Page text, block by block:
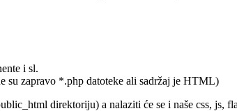
i sl.
su zapravo *.php datoteke ali sadržaj je HTML)
direktoriju) a nalaziti će se i naše css, js,